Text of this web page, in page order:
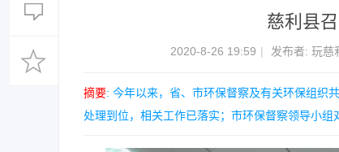
慈利县
2020-8-26 19:59 | 发布者: 玩慈
摘要: 今年以来，省、市环保督察及有关环保组织
处理到位，相关工作已落实；市环保督察领导小组